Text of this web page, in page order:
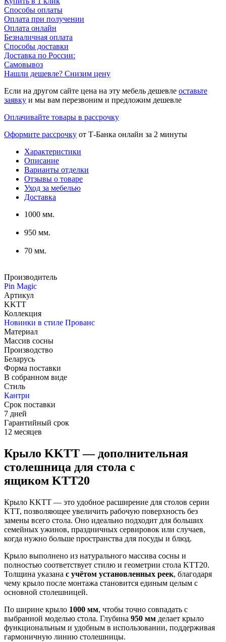
Способы оплаты
Оплата при получении
Оплата онлайн
Безналичная оплата
Способы доставки
Доставка по России:
Самовывоз
Нашли дешевле? Снизим цену
Если на другом сайте цена на эту мебель дешевле оставьте
заявку и мы вам перезвоним и предложим дешевле
Оплачивайте товары в рассрочку
Оформите рассрочку от Т-Банка онлайн за 2 минуты
Характеристики
Описание
Варианты отделки
Отзывы о товаре
Уход за мебелью
Доставка
1000 мм.
950 мм.
70 мм.
Производитель
Pin Magic
Артикул
KKTT
Коллекция
Новинки в стиле Прованс
Материал
Массив сосны
Производство
Беларусь
Форма поставки
В собранном виде
Стиль
Кантри
Срок поставки
7 дней
Гарантийный срок
12 месяцев
Крыло KKTT — дополнительная
столешница для стола с
ящиком KTT20
Крыло KKTT — это удобное расширение для столов серии
KTT, позволяющее увеличить рабочую поверхность без
замены всего стола. Оно идеально подходит для больших
семейных ужинов, праздничных сервировок или случаев,
когда нужно больше пространства для посуды и блюд.
Крыло выполнено из натурального массива сосны и
полностью соответствует стилю и геометрии стола KTT20.
Толщина указана с учётом установленных реек, благодаря
чему крыло после монтажа становится единым целым с
основной столешницей.
По ширине крыло 1000 мм, чтобы точно совпадать с
выбранной моделью стола. Глубина 950 мм делает крыло
функциональным и удобным в использовании, поддерживая
гармоничную линию столешницы.